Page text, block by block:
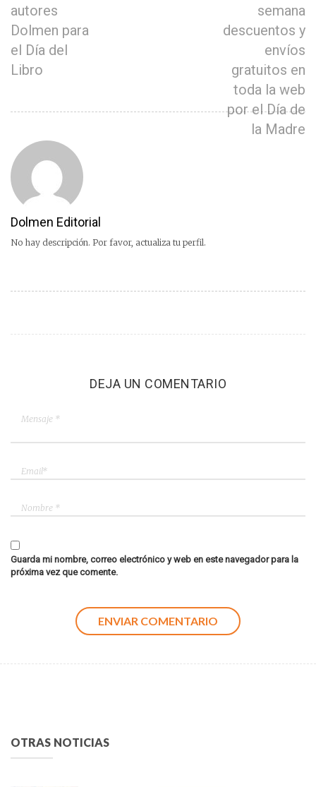
autores
Dolmen para
el Día del
Libro
semana
descuentos y
envíos
gratuitos en
toda la web
por el Día de
la Madre
Dolmen Editorial
No hay descripción. Por favor, actualiza tu perfil.
DEJA UN COMENTARIO
Guarda mi nombre, correo electrónico y web en este navegador para la
próxima vez que comente.
OTRAS NOTICIAS